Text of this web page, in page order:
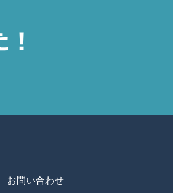
お問い合わせ